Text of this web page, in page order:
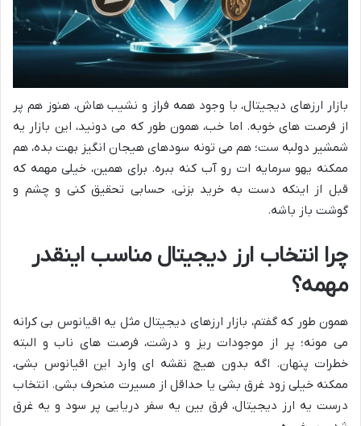
بازار ارزهای دیجیتال، با وجود همه فراز و نشیب هاش، هنوز هم پر
از فرصت های خوبه. اما خب، همون طور که می دونید، این بازار یه
شمشیر دولبه ست؛ هم می تونه سودهای هیجان انگیز بهت بده، هم
ممکنه یهو سرمایه ات رو آب کنه ببره. برای همین، خیلی مهمه که
قبل از اینکه دست به خرید بزنی، حسابی تحقیق کنی و چشم و
گوشت باز باشه.
چرا انتخاب ارز دیجیتال مناسب اینقدر
مهمه؟
همون طور که گفتم، بازار ارزهای دیجیتال مثل یه اقیانوس بی کرانه
می مونه؛ پر از موجودات ریز و درشت، فرصت های ناب و البته
خطرات پنهان. اگه بدون هیچ نقشه ای وارد این اقیانوس بشی،
ممکنه خیلی زود غرق بشی یا حداقل از مسیرت منحرف بشی. انتخاب
درست یه ارز دیجیتال، فرق بین یه سفر دریایی پر سود و یه غرق